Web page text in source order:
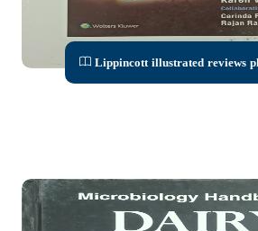
Lippincott illustrated reviews